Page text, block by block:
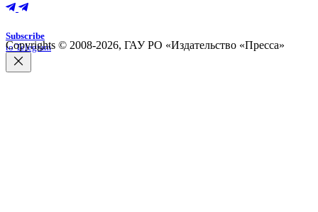
Subscribe
to Telegram
Copyrights © 2008-2026, ГАУ РО «Издательство «Пресса»